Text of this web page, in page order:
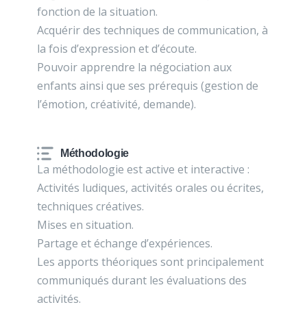
fonction de la situation.
Acquérir des techniques de communication, à
la fois d’expression et d’écoute.
Pouvoir apprendre la négociation aux
enfants ainsi que ses prérequis (gestion de
l’émotion, créativité, demande).
Méthodologie
La méthodologie est active et interactive :
Activités ludiques, activités orales ou écrites,
techniques créatives.
Mises en situation.
Partage et échange d’expériences.
Les apports théoriques sont principalement
communiqués durant les évaluations des
activités.